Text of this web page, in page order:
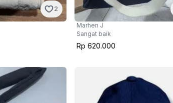
2
Marhen J
Sangat baik
Rp 620.000